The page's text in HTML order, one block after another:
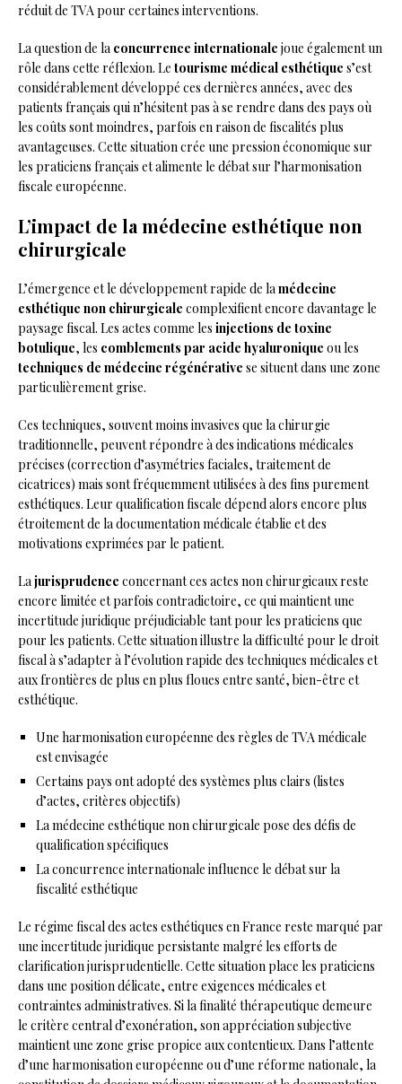
réduit de TVA pour certaines interventions.
La question de la concurrence internationale joue également un
rôle dans cette réflexion. Le tourisme médical esthétique s’est
considérablement développé ces dernières années, avec des
patients français qui n’hésitent pas à se rendre dans des pays où
les coûts sont moindres, parfois en raison de fiscalités plus
avantageuses. Cette situation crée une pression économique sur
les praticiens français et alimente le débat sur l’harmonisation
fiscale européenne.
L’impact de la médecine esthétique non
chirurgicale
L’émergence et le développement rapide de la médecine
esthétique non chirurgicale complexifient encore davantage le
paysage fiscal. Les actes comme les injections de toxine
botulique, les comblements par acide hyaluronique ou les
techniques de médecine régénérative se situent dans une zone
particulièrement grise.
Ces techniques, souvent moins invasives que la chirurgie
traditionnelle, peuvent répondre à des indications médicales
précises (correction d’asymétries faciales, traitement de
cicatrices) mais sont fréquemment utilisées à des fins purement
esthétiques. Leur qualification fiscale dépend alors encore plus
étroitement de la documentation médicale établie et des
motivations exprimées par le patient.
La jurisprudence concernant ces actes non chirurgicaux reste
encore limitée et parfois contradictoire, ce qui maintient une
incertitude juridique préjudiciable tant pour les praticiens que
pour les patients. Cette situation illustre la difficulté pour le droit
fiscal à s’adapter à l’évolution rapide des techniques médicales et
aux frontières de plus en plus floues entre santé, bien-être et
esthétique.
Une harmonisation européenne des règles de TVA médicale
est envisagée
Certains pays ont adopté des systèmes plus clairs (listes
d’actes, critères objectifs)
La médecine esthétique non chirurgicale pose des défis de
qualification spécifiques
La concurrence internationale influence le débat sur la
fiscalité esthétique
Le régime fiscal des actes esthétiques en France reste marqué par
une incertitude juridique persistante malgré les efforts de
clarification jurisprudentielle. Cette situation place les praticiens
dans une position délicate, entre exigences médicales et
contraintes administratives. Si la finalité thérapeutique demeure
le critère central d’exonération, son appréciation subjective
maintient une zone grise propice aux contentieux. Dans l’attente
d’une harmonisation européenne ou d’une réforme nationale, la